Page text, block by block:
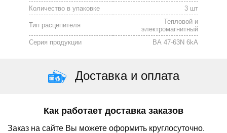
Количество в упаковке
3 шт
Тип расцепителя
Тепловой и
электромагнитный
Серия продукции
ВА 47-63N 6kA
Доставка и оплата
Как работает доставка заказов
Заказ на сайте Вы можете оформить круглосуточно.